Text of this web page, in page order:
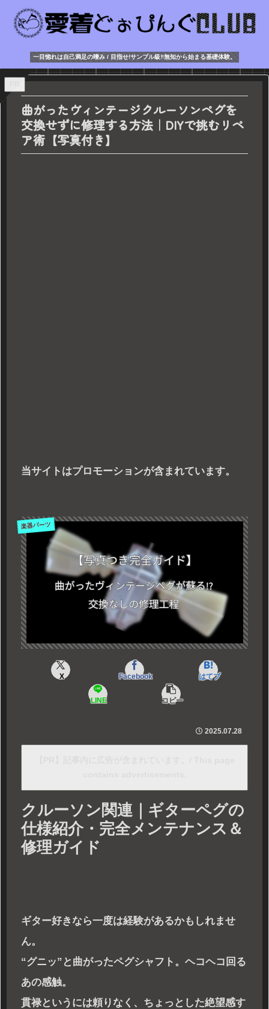
一目惚れは自己満足の嗜み / 目指せ!サンプル級‼無知から始まる基礎体験。
曲がったヴィンテージクルーソンペグを
交換せずに修理する方法｜DIYで挑むリペ
ア術【写真付き】
当サイトはプロモーションが含まれています。
楽器パーツ
X Facebook はてブ
LINE コピー
2025.07.28
クルーソン関連｜ギターペグの
仕様紹介・完全メンテナンス＆
修理ガイド
ギター好きなら一度は経験があるかもしれませ
ん。
“グニッ”と曲がったペグシャフト。ヘコヘコ回る
あの感触。
貫禄というには頼りなく、ちょっとした絶望感す